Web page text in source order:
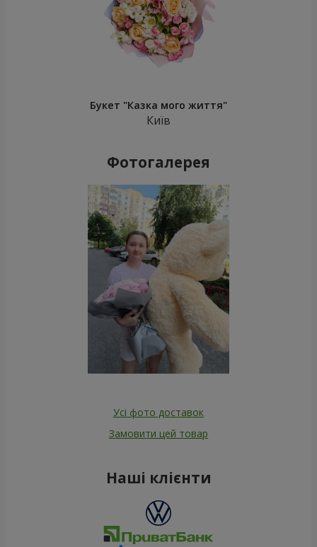
Букет "Казка мого життя"
Київ
Фотогалерея
Усі фото доставок
Замовити цей товар
Наші клієнти